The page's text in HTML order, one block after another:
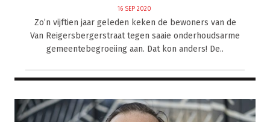
16 SEP 2020
Zo’n vijftien jaar geleden keken de bewoners van de
Van Reigersbergerstraat tegen saaie onderhoudsarme
gemeentebegroeiing aan. Dat kon anders! De..